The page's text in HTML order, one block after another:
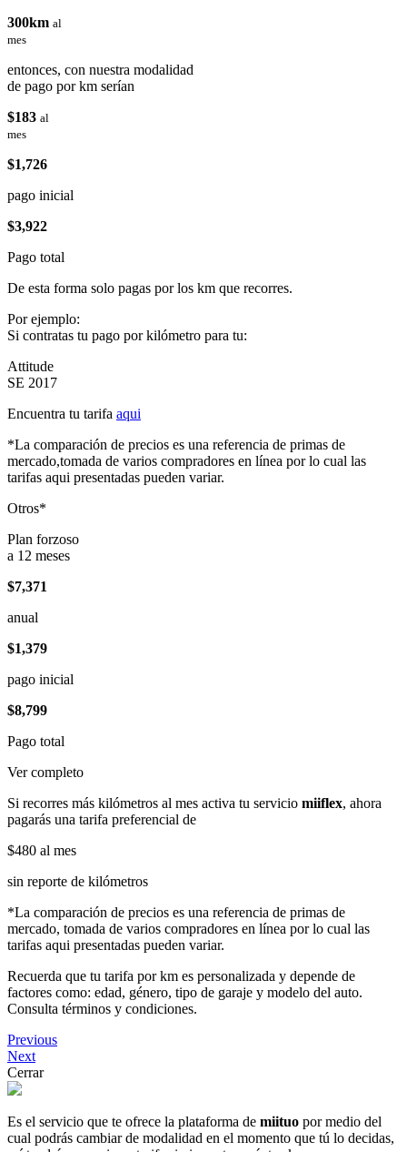
300km al
mes
entonces, con nuestra modalidad
de pago por km serían
$183 al
mes
$1,726
pago inicial
$3,922
Pago total
De esta forma solo pagas por los km que recorres.
Por ejemplo:
Si contratas tu pago por kilómetro para tu:
Attitude
SE 2017
Encuentra tu tarifa aqui
*La comparación de precios es una referencia de primas de
mercado,tomada de varios compradores en línea por lo cual las
tarifas aqui presentadas pueden variar.
Otros*
Plan forzoso
a 12 meses
$7,371
anual
$1,379
pago inicial
$8,799
Pago total
Ver completo
Si recorres más kilómetros al mes activa tu servicio miiflex, ahora
pagarás una tarifa preferencial de
$480 al mes
sin reporte de kilómetros
*La comparación de precios es una referencia de primas de
mercado, tomada de varios compradores en línea por lo cual las
tarifas aqui presentadas pueden variar.
Recuerda que tu tarifa por km es personalizada y depende de
factores como: edad, género, tipo de garaje y modelo del auto.
Consulta términos y condiciones.
Previous
Next
Cerrar
Es el servicio que te ofrece la plataforma de miituo por medio del
cual podrás cambiar de modalidad en el momento que tú lo decidas,